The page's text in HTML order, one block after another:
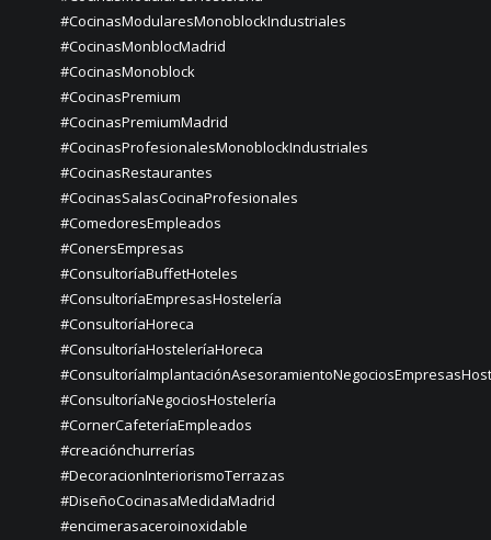
#CocinasModularesMonoblockIndustriales
#CocinasMonblocMadrid
#CocinasMonoblock
#CocinasPremium
#CocinasPremiumMadrid
#CocinasProfesionalesMonoblockIndustriales
#CocinasRestaurantes
#CocinasSalasCocinaProfesionales
#ComedoresEmpleados
#ConersEmpresas
#ConsultoríaBuffetHoteles
#ConsultoríaEmpresasHostelería
#ConsultoríaHoreca
#ConsultoríaHosteleríaHoreca
#ConsultoríaNegociosHostelería
#CornerCafeteríaEmpleados
#creaciónchurrerías
#DecoracionInteriorismoTerrazas
#DiseñoCocinasaMedidaMadrid
#encimerasaceroinoxidable